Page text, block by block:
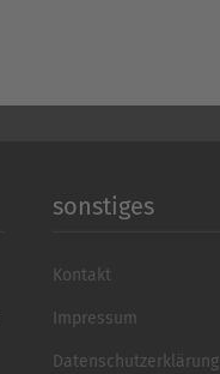
sonstiges
Kontakt
Impressum
Datenschutzerklärung